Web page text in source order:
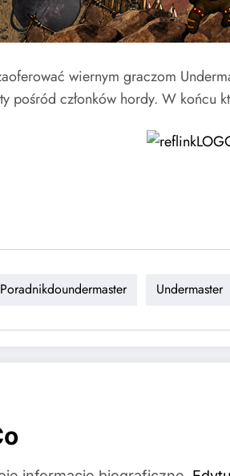
wiernym graczom
pośród członków hordy. W
Poradnikdoundermaster Undermaster